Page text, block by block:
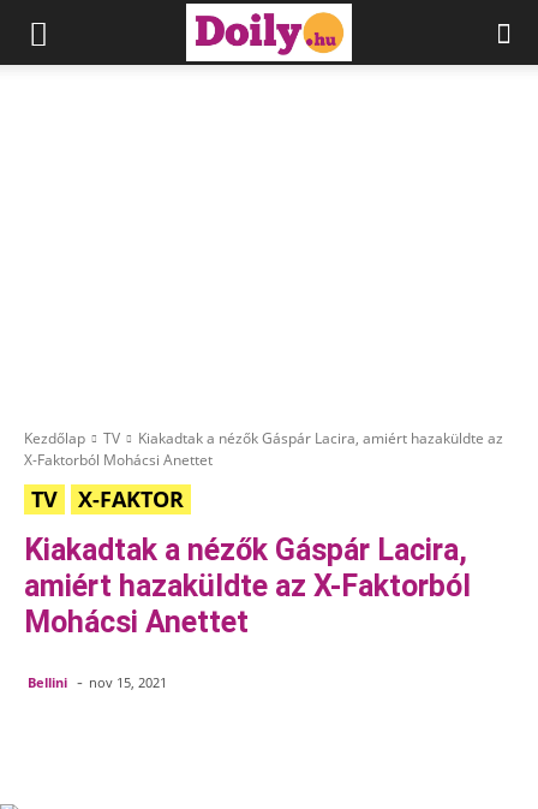
Kezdőlap TV
Kiakadtak a nézők Gáspár Lacira, amiért hazaküldte az
X-Faktorból Mohácsi Anettet
TV X-FAKTOR
Kiakadtak a nézők Gáspár Lacira,
amiért hazaküldte az X-Faktorból
Mohácsi Anettet
Bellini - nov 15, 2021